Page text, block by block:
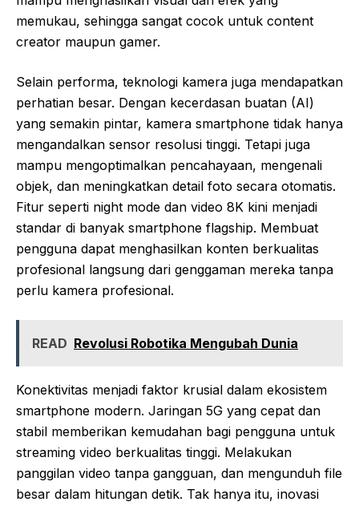
memukau, sehingga sangat cocok untuk content
creator maupun gamer.
Selain performa, teknologi kamera juga mendapatkan
perhatian besar. Dengan kecerdasan buatan (AI)
yang semakin pintar, kamera smartphone tidak hanya
mengandalkan sensor resolusi tinggi. Tetapi juga
mampu mengoptimalkan pencahayaan, mengenali
objek, dan meningkatkan detail foto secara otomatis.
Fitur seperti night mode dan video 8K kini menjadi
standar di banyak smartphone flagship. Membuat
pengguna dapat menghasilkan konten berkualitas
profesional langsung dari genggaman mereka tanpa
perlu kamera profesional.
READ Revolusi Robotika Mengubah Dunia
Konektivitas menjadi faktor krusial dalam ekosistem
smartphone modern. Jaringan 5G yang cepat dan
stabil memberikan kemudahan bagi pengguna untuk
streaming video berkualitas tinggi. Melakukan
panggilan video tanpa gangguan, dan mengunduh file
besar dalam hitungan detik. Tak hanya itu, inovasi